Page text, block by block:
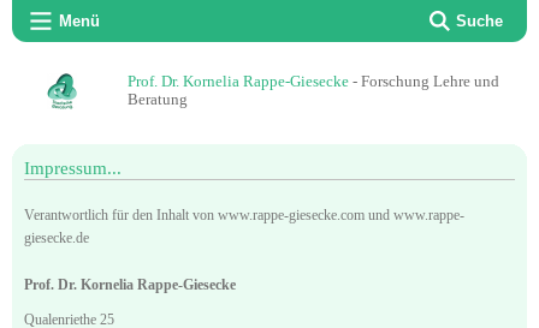
Menü Suche
Prof. Dr. Kornelia Rappe-Giesecke - Forschung Lehre und
Beratung
Impressum...
Verantwortlich für den Inhalt von www.rappe-giesecke.com und www.rappe-
giesecke.de
Prof. Dr. Kornelia Rappe-Giesecke
Qualenriethe 25